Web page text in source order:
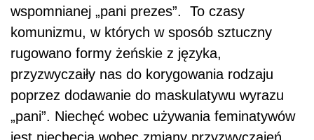
wspomnianej „pani prezes”. To czasy
komunizmu, w których w sposób sztuczny
rugowano formy żeńskie z języka,
przyzwyczaiły nas do korygowania rodzaju
poprzez dodawanie do maskulatywu wyrazu
„pani”. Niechęć wobec używania feminatywów